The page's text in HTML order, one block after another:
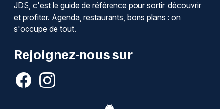
JDS, c'est le guide de référence pour sortir, découvrir
et profiter. Agenda, restaurants, bons plans : on
s'occupe de tout.
Rejoignez-nous sur